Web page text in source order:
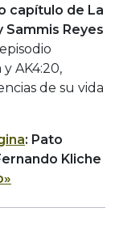
capítulo de La
Sammis Reyes
AK4:20,
de su vida
: Pato
Kliche